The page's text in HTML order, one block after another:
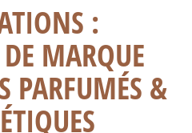
:
MARQUE
PARFUMÉS &